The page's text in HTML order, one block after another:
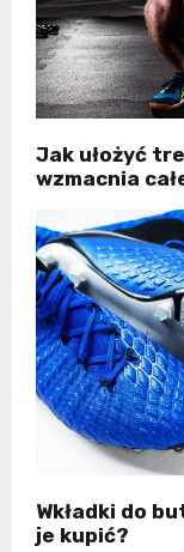
Jak ułożyć
wzmacnia
Wkładki do
je kupić?